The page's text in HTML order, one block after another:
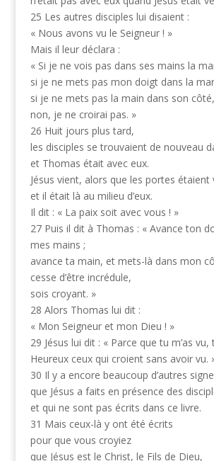
25 Les autres disciples lui disaient :
« Nous avons vu le Seigneur ! »
Mais il leur déclara :
« Si je ne vois pas dans ses mains la
si je ne mets pas mon doigt dans la
si je ne mets pas la main dans son côté,
non, je ne croirai pas. »
26 Huit jours plus tard,
les disciples se trouvaient de nouveau
et Thomas était avec eux.
Jésus vient, alors que les portes étaient
et il était là au milieu d’eux.
Il dit : « La paix soit avec vous ! »
27 Puis il dit à Thomas : « Avance ton
mes mains ;
avance ta main, et mets-là dans mon
cesse d’être incrédule,
sois croyant. »
28 Alors Thomas lui dit :
« Mon Seigneur et mon Dieu ! »
29 Jésus lui dit : « Parce que tu m’as vu,
Heureux ceux qui croient sans avoir vu.
30 Il y a encore beaucoup d’autres
que Jésus a faits en présence des
et qui ne sont pas écrits dans ce livre.
31 Mais ceux-là y ont été écrits
pour que vous croyiez
que Jésus est le Christ, le Fils de Dieu,